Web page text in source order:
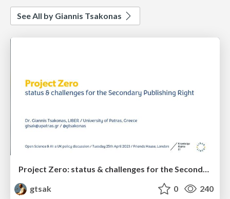
See All by Giannis Tsakonas
Project Zero: status & challenges for the Secondary Publishing Right
gtsak
0 240